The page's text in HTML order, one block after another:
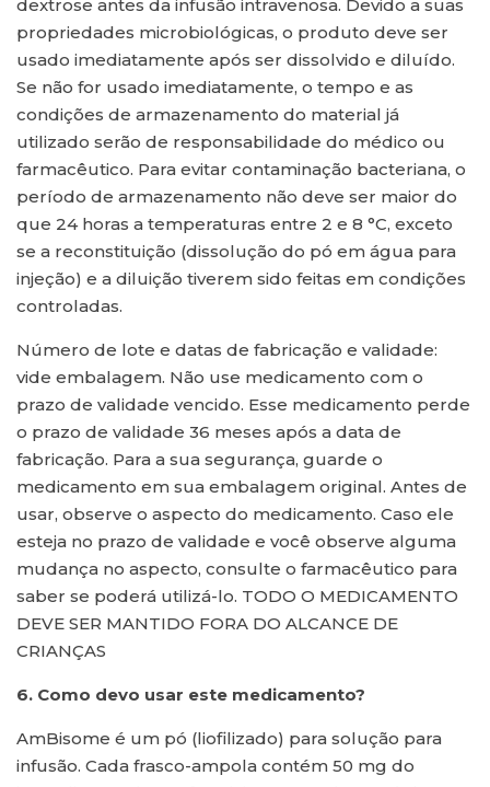
dextrose antes da infusão intravenosa. Devido a suas
propriedades microbiológicas, o produto deve ser
usado imediatamente após ser dissolvido e diluído.
Se não for usado imediatamente, o tempo e as
condições de armazenamento do material já
utilizado serão de responsabilidade do médico ou
farmacêutico. Para evitar contaminação bacteriana, o
período de armazenamento não deve ser maior do
que 24 horas a temperaturas entre 2 e 8 °C, exceto
se a reconstituição (dissolução do pó em água para
injeção) e a diluição tiverem sido feitas em condições
controladas.
Número de lote e datas de fabricação e validade:
vide embalagem. Não use medicamento com o
prazo de validade vencido. Esse medicamento perde
o prazo de validade 36 meses após a data de
fabricação. Para a sua segurança, guarde o
medicamento em sua embalagem original. Antes de
usar, observe o aspecto do medicamento. Caso ele
esteja no prazo de validade e você observe alguma
mudança no aspecto, consulte o farmacêutico para
saber se poderá utilizá-lo. TODO O MEDICAMENTO
DEVE SER MANTIDO FORA DO ALCANCE DE
CRIANÇAS
6. Como devo usar este medicamento?
AmBisome é um pó (liofilizado) para solução para
infusão. Cada frasco-ampola contém 50 mg do